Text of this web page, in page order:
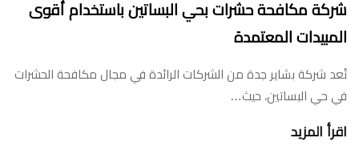
شركة مكافحة حشرات بحي البساتين باستخدام أقوى
المبيدات المعتمدة
تُعد شركة بشاير جدة من الشركات الرائدة في مجال مكافحة الحشرات
في حي البساتين، حيث…
اقرأ المزيد